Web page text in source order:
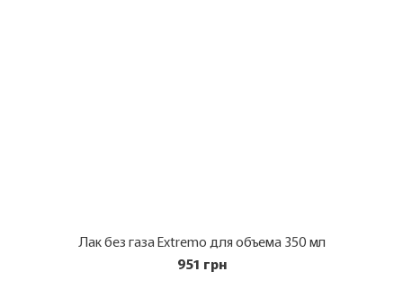
Лак без газа Extremo для объема 350 мл
951 грн